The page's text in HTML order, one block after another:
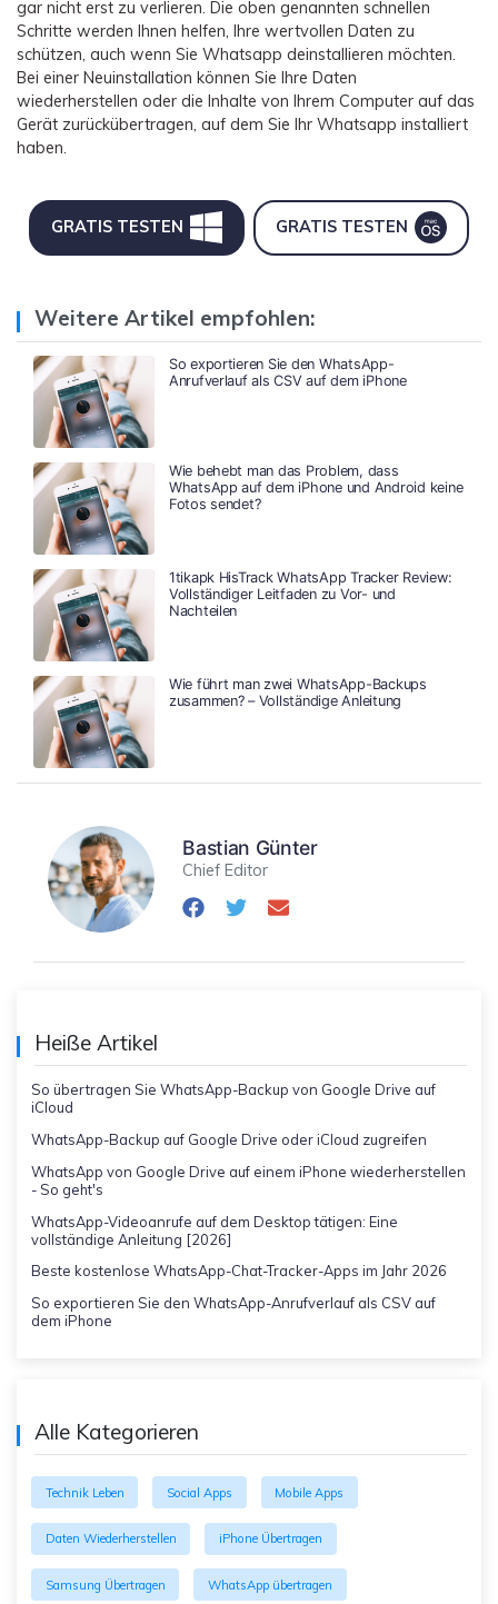
gar nicht erst zu verlieren. Die oben genannten schnellen
Schritte werden Ihnen helfen, Ihre wertvollen Daten zu
schützen, auch wenn Sie Whatsapp deinstallieren möchten.
Bei einer Neuinstallation können Sie Ihre Daten
wiederherstellen oder die Inhalte von Ihrem Computer auf das
Gerät zurückübertragen, auf dem Sie Ihr Whatsapp installiert
haben.
GRATIS TESTEN GRATIS TESTEN
Weitere Artikel empfohlen:
So exportieren Sie den WhatsApp-
Anrufverlauf als CSV auf dem iPhone
Wie behebt man das Problem, dass
WhatsApp auf dem iPhone und Android keine
Fotos sendet?
1tikapk HisTrack WhatsApp Tracker Review:
Vollständiger Leitfaden zu Vor- und
Nachteilen
Wie führt man zwei WhatsApp-Backups
zusammen? – Vollständige Anleitung
Bastian Günter
Chief Editor
Heiße Artikel
So übertragen Sie WhatsApp-Backup von Google Drive auf
iCloud
WhatsApp-Backup auf Google Drive oder iCloud zugreifen
WhatsApp von Google Drive auf einem iPhone wiederherstellen
- So geht's
WhatsApp-Videoanrufe auf dem Desktop tätigen: Eine
vollständige Anleitung [2026]
Beste kostenlose WhatsApp-Chat-Tracker-Apps im Jahr 2026
So exportieren Sie den WhatsApp-Anrufverlauf als CSV auf
dem iPhone
Alle Kategorieren
Technik Leben Social Apps Mobile Apps
Daten Wiederherstellen iPhone Übertragen
Samsung Übertragen WhatsApp übertragen